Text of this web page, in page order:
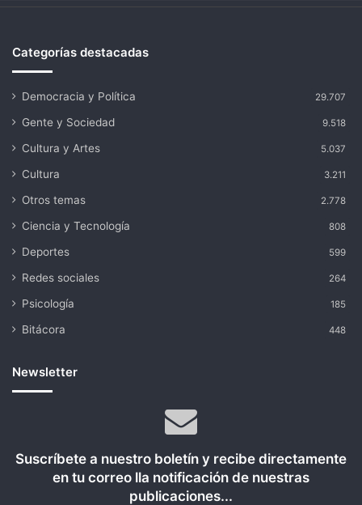
Categorías destacadas
Democracia y Política 29.707
Gente y Sociedad 9.518
Cultura y Artes 5.037
Cultura 3.211
Otros temas 2.778
Ciencia y Tecnología 808
Deportes 599
Redes sociales 264
Psicología 185
Bitácora 448
Newsletter
Suscríbete a nuestro boletín y recibe directamente
en tu correo lla notificación de nuestras
publicaciones...